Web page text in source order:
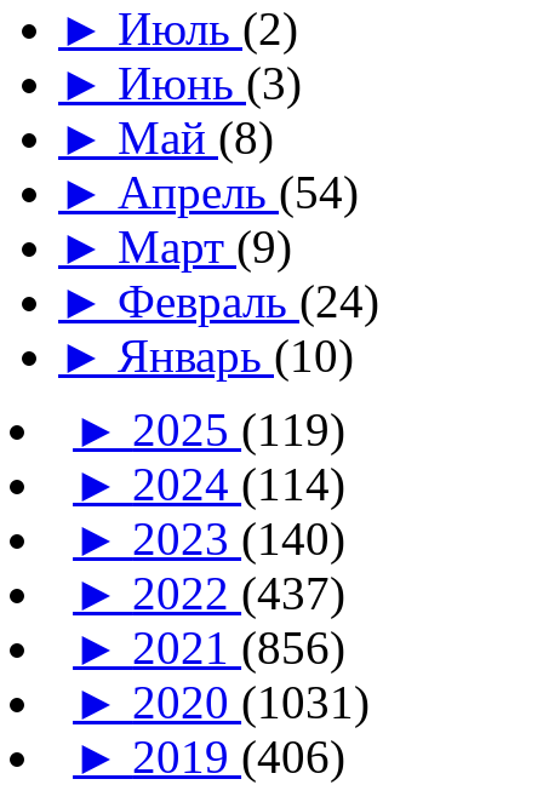
► Июль (2)
► Июнь (3)
► Май (8)
► Апрель (54)
► Март (9)
► Февраль (24)
► Январь (10)
► 2025 (119)
► 2024 (114)
► 2023 (140)
► 2022 (437)
► 2021 (856)
► 2020 (1031)
► 2019 (406)